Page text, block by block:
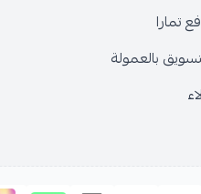
تمارا
بالعمولة